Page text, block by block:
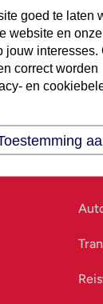
goed te laten
website en
jouw interesses.
correct worden
en